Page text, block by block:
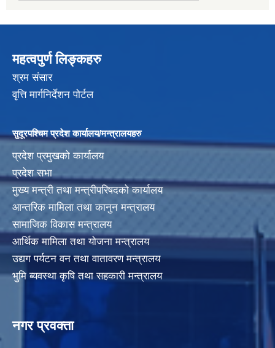
महत्वपुर्ण लिङ्कहरु
श्रम संसार
वृत्ति मार्गनिर्देशन पोर्टल
सुदूरपश्चिम प्रदेश कार्यालय/मन्त्रालयहरु
प्रदेश प्रमुखको कार्यालय
प्रदेश सभा
मुख्य मन्त्री तथा मन्त्रीपरिषदको कार्यालय
आन्तरिक मामिला तथा कानुन मन्त्रालय
सामाजिक विकास मन्त्रालय
आर्थिक मामिला तथा योजना मन्त्रालय
उद्यग पर्यटन वन तथा वातावरण मन्त्रालय
भुमि ब्यवस्था कृषि तथा सहकारी मन्त्रालय
नगर प्रवक्ता